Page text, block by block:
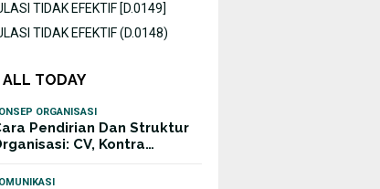
TIDAK EFEKTIF [D.0149]
TIDAK EFEKTIF (D.0148)
ALL TODAY
ORGANISASI
Pendirian Dan Struktur
CV, Kontra…